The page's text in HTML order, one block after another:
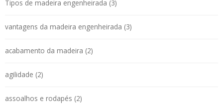
Tipos de madeira engenheirada (3)
vantagens da madeira engenheirada (3)
acabamento da madeira (2)
agilidade (2)
assoalhos e rodapés (2)